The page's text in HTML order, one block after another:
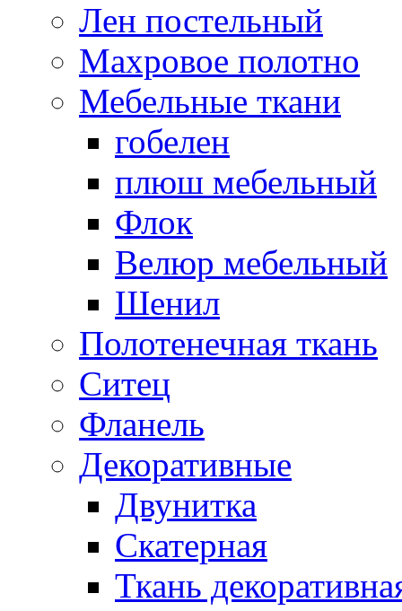
Лен постельный
Махровое полотно
Мебельные ткани
гобелен
плюш мебельный
Флок
Велюр мебельный
Шенил
Полотенечная ткань
Ситец
Фланель
Декоративные
Двунитка
Скатерная
Ткань